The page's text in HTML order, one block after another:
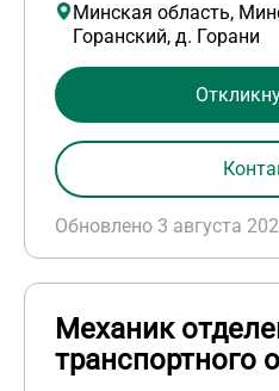
Минская область,
Горанский, д. Горани
Обновлено 3 августа
Механик
транспортного